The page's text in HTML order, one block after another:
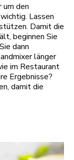
um den
Lassen
Damit die
beginnen Sie
dann
länger
im Restaurant
Ergebnisse?
damit die